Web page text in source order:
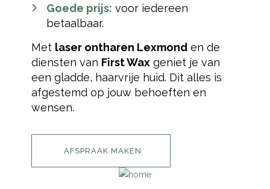
Goede prijs: voor iedereen
betaalbaar.
Met laser ontharen Lexmonden de
diensten van First Waxgeniet je van
een gladde, haarvrije huid. Dit alles is
afgestemd op jouw behoeften en
wensen.
AFSPRAAK MAKEN